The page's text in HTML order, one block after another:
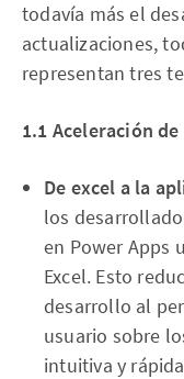
todavía más el
actualizaciones,
representan tres
1.1 Aceleración
De excel a la
los
en Power Apps
Excel. Esto
desarrollo al
usuario sobre
intuitiva y